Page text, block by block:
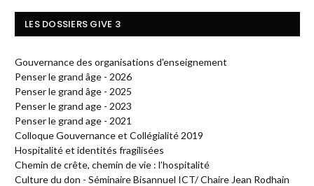
LES DOSSIERS GIVE 3
Gouvernance des organisations d'enseignement
Penser le grand âge - 2026
Penser le grand âge - 2025
Penser le grand age - 2023
Penser le grand age - 2021
Colloque Gouvernance et Collégialité 2019
Hospitalité et identités fragilisées
Chemin de crête, chemin de vie : l’hospitalité
Culture du don - Séminaire Bisannuel ICT/ Chaire Jean Rodhain